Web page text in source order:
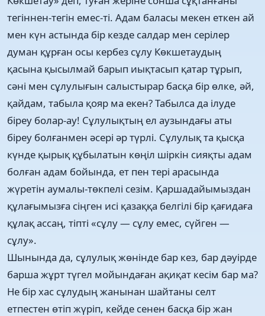
тегіннен-тегін емес-ті. Адам баласы мекен еткен ай
мен күн астында бір кезде салдар мен серілер
думан құрған осы кербез сұлу Көкшетаудың
қасына қысылмай барып иықтасып қатар тұрып,
сәні мен сұлулығын салыстырар басқа бір өлке, әй,
қайдам, табыла қояр ма екен? Табылса да ілуде
біреу болар-ау! Сұлулықтың ел аузындағы аты
біреу болғанмен әсері әр түрлі. Сұлулық та қысқа
күнде қырық құбылатын көңіл шіркін сияқты адам
болған адам бойында, ет пен тері арасында
жүретін аумалы-төкпелі сезім. Қаршадайымыздан
құлағымызға сіңген исі қазаққа белгілі бір қағидаға
құлақ ассаң, тіпті «сұлу — сұлу емес, сүйген —
сұлу».
Шынында да, сұлулық жөнінде бар кез, бар дәуірде
барша жұрт түгел мойындаған ақиқат кесім бар ма?
Не бір хас сұлудың жанынан шайтаны селт
етпестен өтіп жүріп, кейде сенен басқа бір жан